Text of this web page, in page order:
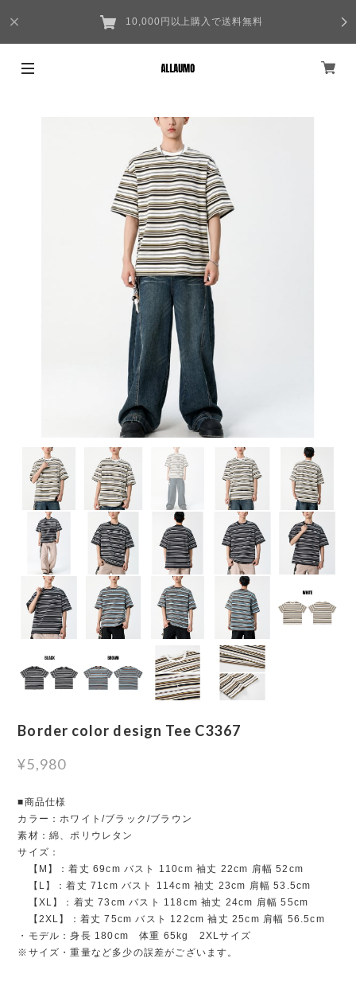
10,000円以上購入で送料無料
Border color design Tee C3367
¥5,980
■商品仕様
カラー：ホワイト/ブラック/ブラウン
素材：綿、ポリウレタン
サイズ：
【M】：着丈 69cm バスト 110cm 袖丈 22cm 肩幅 52cm
【L】：着丈 71cm バスト 114cm 袖丈 23cm 肩幅 53.5cm
【XL】：着丈 73cm バスト 118cm 袖丈 24cm 肩幅 55cm
【2XL】：着丈 75cm バスト 122cm 袖丈 25cm 肩幅 56.5cm
・モデル：身長 180cm 体重 65kg 2XLサイズ
※サイズ・重量など多少の誤差がございます。